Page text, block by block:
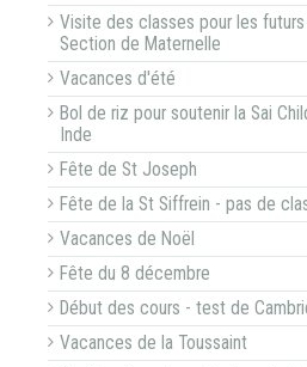
Visite des classes pour les
Section de Maternelle
Vacances d'été
Bol de riz pour soutenir la Sai
Inde
Fête de St Joseph
Fête de la St Siffrein - pas de
Vacances de Noël
Fête du 8 décembre
Début des cours - test de
Vacances de la Toussaint